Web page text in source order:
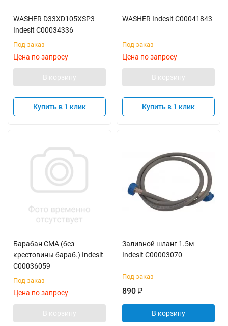
WASHER D33XD105XSP3
Indesit C00034336
Под заказ
Цена по запросу
В корзину
Купить в 1 клик
WASHER Indesit C00041843
Под заказ
Цена по запросу
В корзину
Купить в 1 клик
Барабан СМА (без
крестовины бараб.) Indesit
C00036059
Под заказ
Цена по запросу
В корзину
Заливной шланг 1.5м
Indesit C00003070
Под заказ
890 ₽
В корзину